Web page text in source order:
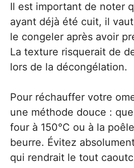
Il est important de noter
ayant déjà été cuit, il
le congeler après avoir
La texture risquerait de
lors de la décongélation.
Pour réchauffer votre
une méthode douce :
four à 150°C ou à la
beurre. Évitez
qui rendrait le tout